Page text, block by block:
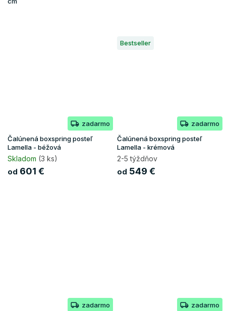
zadarmo
Čalúnená boxspring posteľ
Lamella - béžová
Skladom (3 ks)
od 601 €
Bestseller
zadarmo
Čalúnená boxspring posteľ
Lamella - krémová
2-5 týždňov
od 549 €
zadarmo
zadarmo